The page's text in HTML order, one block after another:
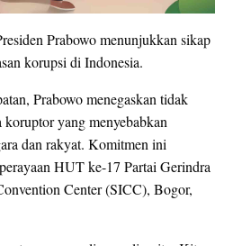
Prabowo menunjukkan sikap
korupsi di Indonesia.
Prabowo menegaskan tidak
koruptor yang menyebabkan
dan rakyat. Komitmen ini
HUT ke-17 Partai Gerindra
Center (SICC), Bogor,